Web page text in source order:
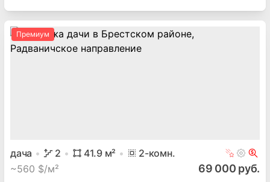
Премиум
дача 2 41.9м² 2-комн.
~560 $/м² 69 000 руб.